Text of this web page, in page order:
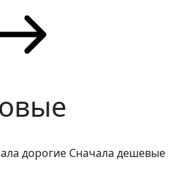
дорогие Сначала дешевые